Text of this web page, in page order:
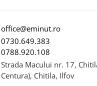
office@eminut.ro
0730.649.383
0788.920.108
Strada Macului nr. 17,
Centura), Chitila, Ilfov